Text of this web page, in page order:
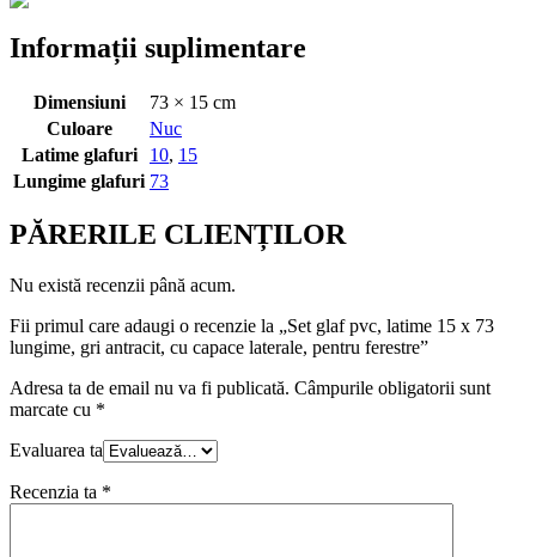
Informații suplimentare
Dimensiuni
73 × 15 cm
Culoare
Nuc
Latime glafuri
10, 15
Lungime glafuri 73
PĂRERILE CLIENȚILOR
Nu există recenzii până acum.
Fii primul care adaugi o recenzie la „Set glaf pvc, latime 15 x 73
lungime, gri antracit, cu capace laterale, pentru ferestre”
Adresa ta de email nu va fi publicată. Câmpurile obligatorii sunt
marcate cu *
Evaluarea ta
Recenzia ta *